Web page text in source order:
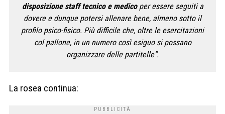
disposizione staff tecnico e medicoper essere seguiti a
dovere e dunque potersi allenare bene, almeno sotto il
profilo psico-fisico. Più difficile che, oltre le esercitazioni
col pallone, in un numero così esiguo si possano
organizzare delle partitelle”.
La rosea continua: